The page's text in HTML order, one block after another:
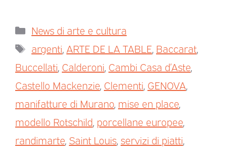
News di arte e cultura
argenti ARTE DE LA TABLE Baccarat
Buccellati Calderoni Cambi Casa d’Aste
Castello Mackenzie Clementi GENOVA
manifatture di Murano mise en place
modello Rotschild porcellane europee
randimarte Saint Louis servizi di piatti